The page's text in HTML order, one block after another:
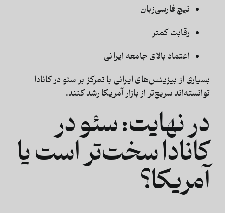
نیچ فارسی‌زبان
رقابت کمتر
اعتماد بالای جامعه ایرانی
بسیاری از بیزینس‌های ایرانی با تمرکز برسئو در کانادا
توانسته‌اند سریع‌تر از بازار آمریکا رشد کنند.
در نهایت: سئو در
کانادا سخت‌تر است یا
آمریکا؟